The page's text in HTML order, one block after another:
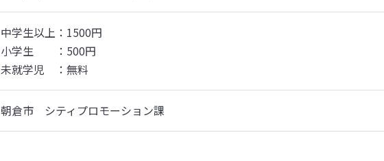
中学生以上：1500円
小学生　　：500円
未就学児　：無料
朝倉市　シティプロモーション課